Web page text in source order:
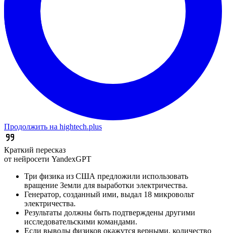
Продолжить на hightech.plus
Краткий пересказ
от нейросети YandexGPT
Три физика из США предложили использовать
вращение Земли для выработки электричества.
Генератор, созданный ими, выдал 18 микровольт
электричества.
Результаты должны быть подтверждены другими
исследовательскими командами.
Если выводы физиков окажутся верными, количество